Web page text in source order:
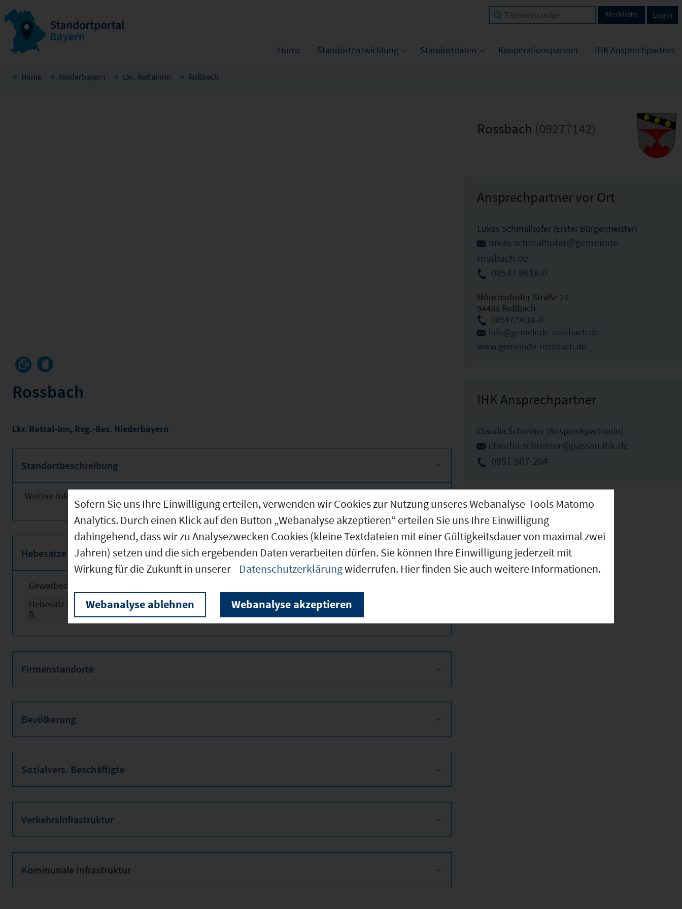
Home Standortentwicklung Standortdaten Kooperationspartner IHK Ansprechpartner
Login
Merkliste
Home Niederbayern Lkr. Rottal-Inn Roßbach
Rossbach
Lkr. Rottal-Inn, Reg.-Bez. Niederbayern
Standortbeschreibung
Weitere Informationen finden Sie obenstehend!
Hebesätze
Gewerbesteuerhebesatz
Hebesatz der Grundsteuer
B
2024 340
Firmenstandorte
Bevölkerung
Sozialvers. Beschäftigte
Verkehrsinfrastruktur
Kommunale Infrastruktur
Rossbach (09277142)
Ansprechpartner vor Ort
Lukas Schmalhofer (Erster Bürgermeister)
lukas.schmalhofer@gemeinde-
rossbach.de
08547 9618-0
Münchsdorfer Straße 27
94439 Roßbach
08547/9618-0
info@gemeinde-rossbach.de
www.gemeinde-rossbach.de
IHK Ansprechpartner
Claudia Schreiner (Ansprechpartnerin)
claudia.schreiner@passau.ihk.de
0851-507-204
Sofern Sie uns Ihre Einwilligung erteilen, verwenden wir Cookies zur Nutzung unseres Webanalyse-Tools Matomo
Analytics. Durch einen Klick auf den Button „Webanalyse akzeptieren“ erteilen Sie uns Ihre Einwilligung
dahingehend, dass wir zu Analysezwecken Cookies (kleine Textdateien mit einer Gültigkeitsdauer von maximal zwei
Jahren) setzen und die sich ergebenden Daten verarbeiten dürfen. Sie können Ihre Einwilligung jederzeit mit
Wirkung für die Zukunft in unserer
Datenschutzerklärungwiderrufen. Hier finden Sie auch weitere Informationen.
Webanalyse ablehnen Webanalyse akzeptieren